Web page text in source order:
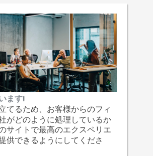
ます!
てるため、お客様からのフィ
がどのように処理しているか
サイトで最高のエクスペリエ
供できるようにしてくださ